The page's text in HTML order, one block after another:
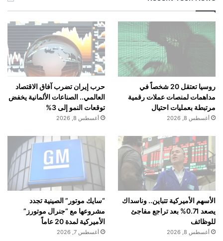
روسيا تعتقل 20 شخصاً في
مداهمات لمنصات عملات رقمية
مرتبطة بعمليات احتيال
أغسطس 8, 2026
حرب إيران تضرب آفاق الاقتصاد
العالمي.. الصناعات الألمانية يخفض
توقعات النمو إلى 3%
أغسطس 8, 2026
الأسهم الأميركية تتباين.. وناسداك
يصعد 0.71% بعد تراجع مفاجئ
للوظائف
أغسطس 8, 2026
“سايك موتور” الصينية تجدد
مشروعها مع “جنرال موتورز”
الأميركية لمدة 20 عاماً
أغسطس 7, 2026